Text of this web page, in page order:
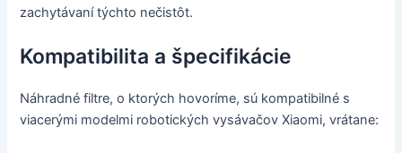
zachytávaní týchto nečistôt.
Kompatibilita a špecifikácie
Náhradné filtre, o ktorých hovoríme, sú kompatibilné s
viacerými modelmi robotických vysávačov Xiaomi, vrátane: